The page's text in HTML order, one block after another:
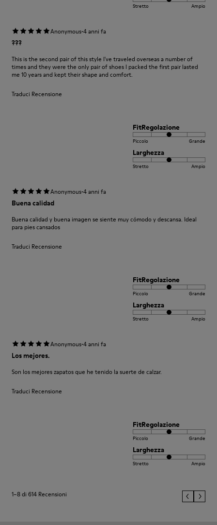
Stretto Ampio
Anonymous·4 anni fa
???
This is the second pair of this style I've traveled overseas a number of
times and they were the only pair of shoes I packed the first pair lasted
me 10 years and kept their shape and comfort.
Traduci Recensione
FitRegolazione
Piccolo Grande
Larghezza
Stretto Ampio
Anonymous·4 anni fa
Buena calidad
Buena calidad y buena imagen se siente muy cómodo y descansa. Ideal
para pies cansados
Traduci Recensione
FitRegolazione
Piccolo Grande
Larghezza
Stretto Ampio
Anonymous·4 anni fa
Los mejores.
Son los mejores zapatos que he tenido la suerte de calzar.
Traduci Recensione
FitRegolazione
Piccolo Grande
Larghezza
Stretto Ampio
1–8 di 614 Recensioni